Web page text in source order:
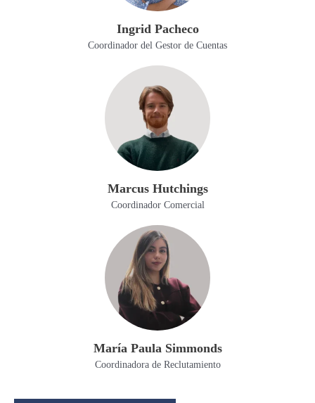
Ingrid Pacheco
Coordinador del Gestor de Cuentas
Marcus Hutchings
Coordinador Comercial
María Paula Simmonds
Coordinadora de Reclutamiento